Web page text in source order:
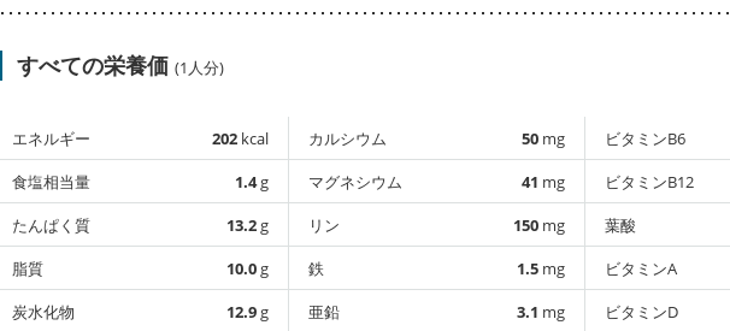
すべての栄養価 (1人分)
エネルギー 202 kcal
食塩相当量
1.4g
たんぱく質
13.2g
脂質
10.0g
炭水化物
12.9g
カルシウム 50 mg
マグネシウム
41 mg
リン
150 mg
鉄
1.5 mg
亜鉛
3.1 mg
ビタミンB6
ビタミンB12
葉酸
ビタミンA
ビタミンD